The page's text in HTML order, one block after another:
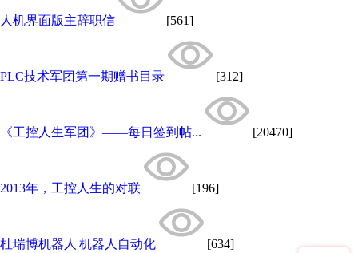
人机界面版主辞职信 [561]
PLC技术军团第一期赠书目录 [312]
《工控人生军团》——每日签到帖... [20470]
2013年，工控人生的对联 [196]
杜瑞博机器人|机器人自动化 [634]